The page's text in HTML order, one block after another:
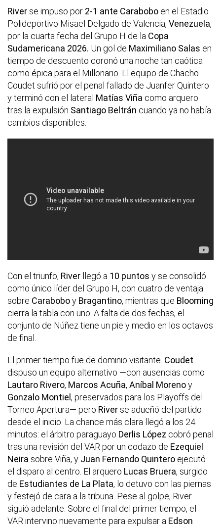
River se impuso por 2-1 ante Carabobo en el Estadio
Polideportivo Misael Delgado de Valencia, Venezuela,
por la cuarta fecha del Grupo H de la Copa
Sudamericana 2026. Un gol de Maximiliano Salas en
tiempo de descuento coronó una noche tan caótica
como épica para el Millonario. El equipo de Chacho
Coudet sufrió por el penal fallado de Juanfer Quintero
y terminó con el lateral Matías Viña como arquero
tras la expulsión Santiago Beltrán cuando ya no había
cambios disponibles.
Con el triunfo, River llegó a 10 puntos y se consolidó
como único líder del Grupo H, con cuatro de ventaja
sobre Caraboboy Bragantino, mientras que Blooming
cierra la tabla con uno. A falta de dos fechas, el
conjunto de Núñez tiene un pie y medio en los octavos
de final.
El primer tiempo fue de dominio visitante. Coudet
dispuso un equipo alternativo —con ausencias como
Lautaro Rivero, Marcos Acuña, Aníbal Morenoy
Gonzalo Montiel , preservados para los Playoffs del
Torneo Apertura— pero River se adueñó del partido
desde el inicio. La chance más clara llegó a los 24
minutos: el árbitro paraguayo Derlis López cobró penal
tras una revisión del VAR por un codazo de Ezequiel
Neira sobre Viña, y Juan Fernando Quintero ejecutó
el disparo al centro. El arquero Lucas Bruera, surgido
de Estudiantes de La Plata, lo detuvo con las piernas
y festejó de cara a la tribuna. Pese al golpe, River
siguió adelante. Sobre el final del primer tiempo, el
VAR intervino nuevamente para expulsar a Edson